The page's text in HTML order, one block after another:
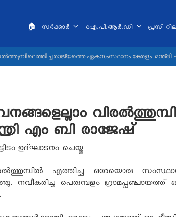
🏠 സർക്കാർ ഐ.പി.ആർ.ഡി പ്രസ്
രാജ്യത്തെ ഏകസംസ്ഥാനം കേരളം: മന്ത്രി
എം ബി രാജേഷ്
ഉദ്ഘാടനം ചെയ്തു
എത്തിച്ച ഒരേയൊരു
നവീകരിച്ച പെരുമ്പളം